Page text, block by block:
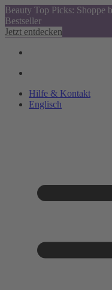
Beauty Top Picks: Shoppe
Bestseller
Jetzt entdecken
Hilfe & Kontakt
Englisch